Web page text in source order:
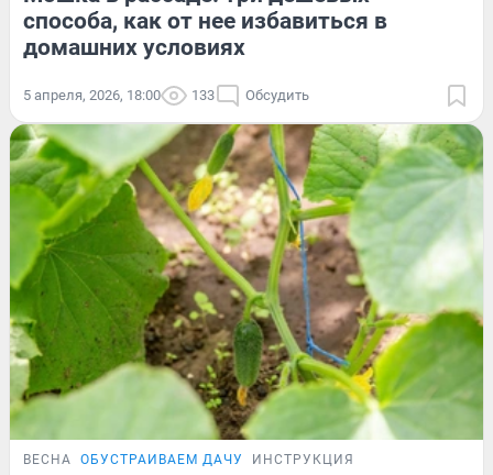
способа, как от нее избавиться в
домашних условиях
5 апреля, 2026, 18:00 133 Обсудить
ВЕСНА ОБУСТРАИВАЕМ ДАЧУ ИНСТРУКЦИЯ